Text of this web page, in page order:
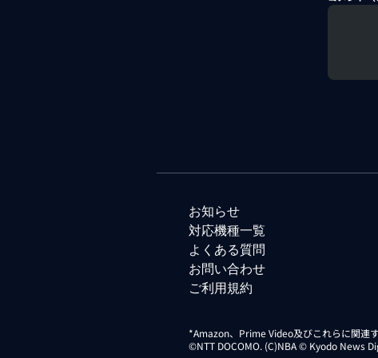
お知らせ
対応機種一覧
よくある質問
お問い合わせ
ご利用規約
*Amazon、Prime Video及びこれらに関連
©NTT DOCOMO. (C)NBA © Kyodo News